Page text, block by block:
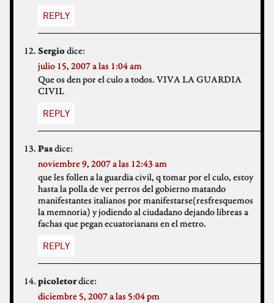
REPLY
Sergiodice:
julio 15, 2007 a las 1:04 am
Que os den por el culo a todos. VIVA LA GUARDIA
CIVIL
REPLY
Pasdice:
noviembre 9, 2007 a las 12:43 am
que les follen a la guardia civil, q tomar por el culo, estoy
hasta la polla de ver perros del gobierno matando
manifestantes italianos por manifestarse(resfresquemos
la memnoria) y jodiendo al ciudadano dejando libreas a
fachas que pegan ecuatorianans en el metro.
REPLY
picoletordice:
diciembre 5, 2007 a las 5:04 pm